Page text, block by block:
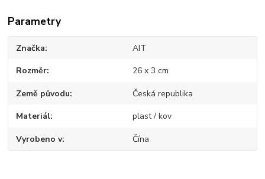
Parametry
Značka AIT
Rozměr 26 x 3 cm
Země původu Česká republika
Materiál plast / kov
Vyrobeno v Čína